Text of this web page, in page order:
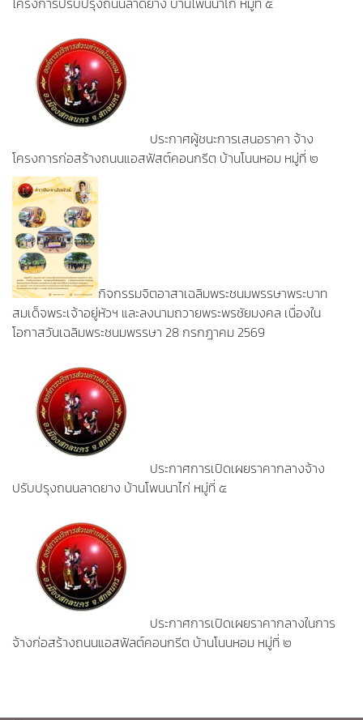
ประกาศผู้ชนะการเสนอราคา จ้าง
โครงการก่อสร้างถนนแอสฟัสต์คอนกรีต บ้านโนนหอม หมู่ที่ ๒
กิจกรรมจิตอาสาเฉลิมพระชนมพรรษาพระบาท
สมเด็จพระเจ้าอยู่หัวฯ และลงนามถวายพระพรชัยมงคล เนื่องใน
โอกาสวันเฉลิมพระชนมพรรษา 28 กรกฎาคม 2569
ประกาศการเปิดเผยราคากลางจ้าง
ปรับปรุงถนนลาดยาง บ้านโพนนาไก่ หมู่ที่ ๕
ประกาศการเปิดเผยราคากลางในการ
จ้างก่อสร้างถนนแอสฟัลต์คอนกรีต บ้านโนนหอม หมู่ที่ ๒